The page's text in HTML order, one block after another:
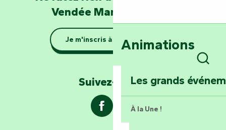
Se la couler
barque dans le
Explorez la
Animations
Les grands
À la Une !
Vendée Marais Poitevin
Je m'inscris à la newsletter
Suivez-nous !